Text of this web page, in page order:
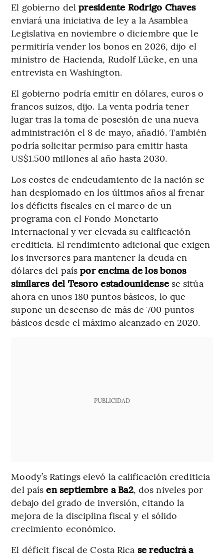
El gobierno delpresidente Rodrigo Chaves
enviará una iniciativa de ley a la Asamblea
Legislativa en noviembre o diciembre que le
permitiría vender los bonos en 2026, dijo el
ministro de Hacienda, Rudolf Lücke, en una
entrevista en Washington.
El gobierno podría emitir en dólares, euros o
francos suizos, dijo. La venta podría tener
lugar tras la toma de posesión de una nueva
administración el 8 de mayo, añadió. También
podría solicitar permiso para emitir hasta
US$1.500 millones al año hasta 2030.
Los costes de endeudamiento de la nación se
han desplomado en los últimos años al frenar
los déficits fiscales en el marco de un
programa con el Fondo Monetario
Internacional y ver elevada su calificación
crediticia. El rendimiento adicional que exigen
los inversores para mantener la deuda en
dólares del paíspor encima de los bonos
similares del Tesoro estadounidensese sitúa
ahora en unos 180 puntos básicos, lo que
supone un descenso de más de 700 puntos
básicos desde el máximo alcanzado en 2020.
PUBLICIDAD
Moody’s Ratings elevó la calificación crediticia
del paísen septiembre a Ba2, dos niveles por
debajo del grado de inversión, citando la
mejora de la disciplina fiscal y el sólido
crecimiento económico.
El déficit fiscal de Costa Rica se reducirá a